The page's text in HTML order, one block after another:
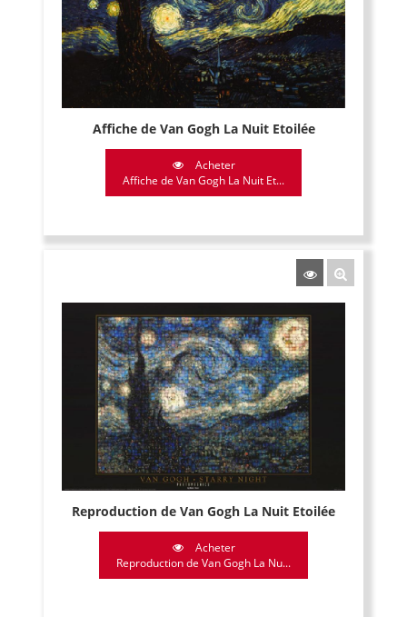
Affiche de Van Gogh La Nuit Etoilée
Acheter
Affiche de Van Gogh La Nuit Et...
Reproduction de Van Gogh La Nuit Etoilée
Acheter
Reproduction de Van Gogh La Nu...